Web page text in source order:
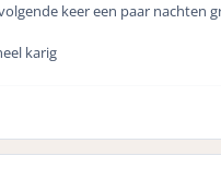
keer een paar nachten
karig